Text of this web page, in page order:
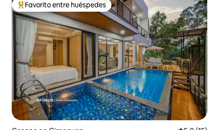
Favorito entre los huéspedes más destacados
Favorito entre huéspedes